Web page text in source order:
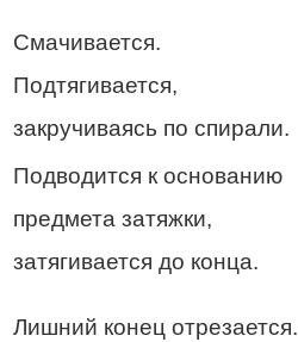
Смачивается.
Подтягивается,
закручиваясь по спирали.
Подводится к основанию
предмета затяжки,
затягивается до конца.
Лишний конец отрезается.